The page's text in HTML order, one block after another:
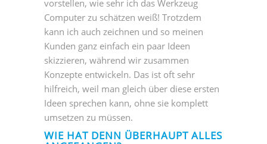
vorstellen, wie sehr ich das Werkzeug
Computer zu schätzen weiß! Trotzdem
kann ich auch zeichnen und so meinen
Kunden ganz einfach ein paar Ideen
skizzieren, während wir zusammen
Konzepte entwickeln. Das ist oft sehr
hilfreich, weil man gleich über diese ersten
Ideen sprechen kann, ohne sie komplett
umsetzen zu müssen.
WIE HAT DENN ÜBERHAUPT ALLES